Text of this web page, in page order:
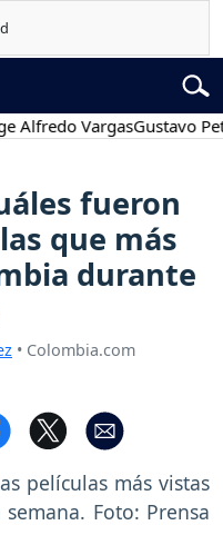
VargasGustavo Petro
fueron
que más
durante
• Colombia.com